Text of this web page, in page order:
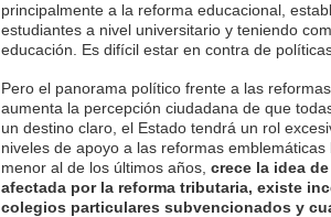
principalmente a la reforma educacional,
estudiantes a nivel universitario y teniendo
educación. Es difícil estar en contra de
Pero el panorama político frente a las
aumenta la percepción ciudadana de que
un destino claro, el Estado tendrá un rol
niveles de apoyo a las reformas
menor al de los últimos años, crece la idea
afectada por la reforma tributaria, existe
colegios particulares subvencionados y